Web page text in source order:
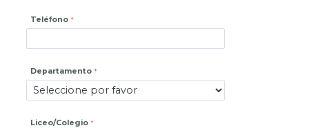
Teléfono
Departamento
Liceo/Colegio